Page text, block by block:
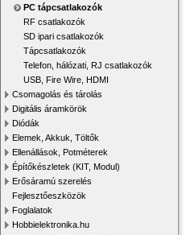
PC tápcsatlakozók
RF csatlakozók
SD ipari csatlakozók
Tápcsatlakozók
Telefon, hálózati, RJ csatlakozók
USB, Fire Wire, HDMI
Csomagolás és tárolás
Digitális áramkörök
Diódák
Elemek, Akkuk, Töltők
Ellenállások, Potméterek
Építőkészletek (KIT, Modul)
Erősáramú szerelés
Fejlesztőeszközök
Foglalatok
Hobbielektronika.hu